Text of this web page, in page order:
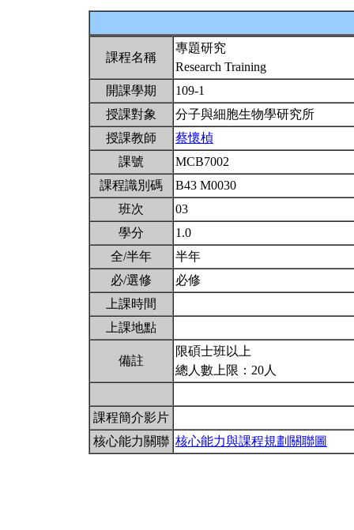
課程名稱
專題研究
Research Training
開課學期
109-1
授課對象
分子與細胞生物學研究所
授課教師
蔡懷楨
課號
MCB7002
課程識別碼
B43 M0030
班次
03
學分
1.0
全/半年
半年
必/選修
必修
上課時間
上課地點
備註
限碩士班以上
總人數上限：20人
課程簡介影片
核心能力關聯 核心能力與課程規劃關聯圖